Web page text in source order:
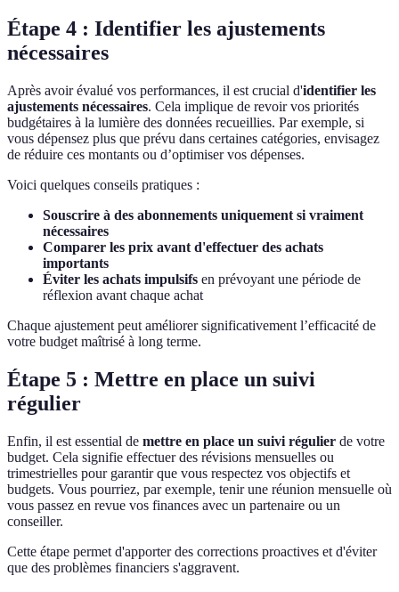
Étape 4 : Identifier les ajustements
nécessaires
Après avoir évalué vos performances, il est crucial d'identifier les
ajustements nécessaires. Cela implique de revoir vos priorités
budgétaires à la lumière des données recueillies. Par exemple, si
vous dépensez plus que prévu dans certaines catégories, envisagez
de réduire ces montants ou d’optimiser vos dépenses.
Voici quelques conseils pratiques :
Souscrire à des abonnements uniquement si vraiment
nécessaires
Comparer les prix avant d'effectuer des achats
importants
Éviter les achats impulsifs en prévoyant une période de
réflexion avant chaque achat
Chaque ajustement peut améliorer significativement l’efficacité de
votre budget maîtrisé à long terme.
Étape 5 : Mettre en place un suivi
régulier
Enfin, il est essential de mettre en place un suivi régulier de votre
budget. Cela signifie effectuer des révisions mensuelles ou
trimestrielles pour garantir que vous respectez vos objectifs et
budgets. Vous pourriez, par exemple, tenir une réunion mensuelle où
vous passez en revue vos finances avec un partenaire ou un
conseiller.
Cette étape permet d'apporter des corrections proactives et d'éviter
que des problèmes financiers s'aggravent.